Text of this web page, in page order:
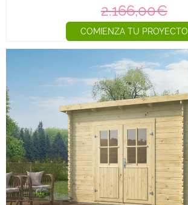
2.166,00€
COMIENZA TU PROYECTO